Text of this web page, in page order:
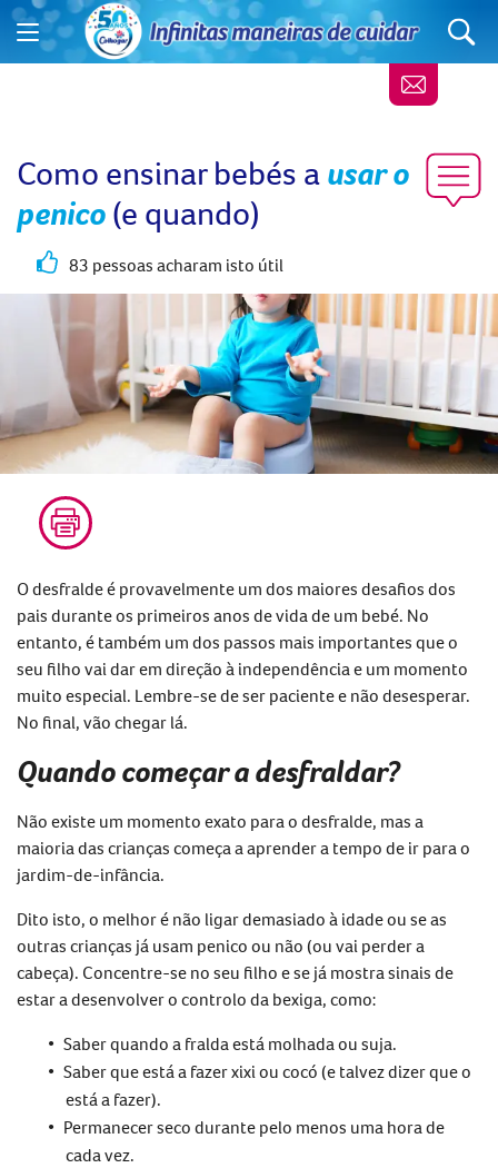
Como ensinar bebés ausar o
penico(e quando)
83 pessoas acharam isto útil
O desfralde é provavelmente um dos maiores desafios dos
pais durante os primeiros anos de vida de um bebé. No
entanto, é também um dos passos mais importantes que o
seu filho vai dar em direção à independência e um momento
muito especial. Lembre-se de ser paciente e não desesperar.
No final, vão chegar lá.
Quando começar a desfraldar?
Não existe um momento exato para o desfralde, mas a
maioria das crianças começa a aprender a tempo de ir para o
jardim-de-infância.
Dito isto, o melhor é não ligar demasiado à idade ou se as
outras crianças já usam penico ou não (ou vai perder a
cabeça). Concentre-se no seu filho e se já mostra sinais de
estar a desenvolver o controlo da bexiga, como:
Saber quando a fralda está molhada ou suja.
Saber que está a fazer xixi ou cocó (e talvez dizer que o
está a fazer).
Permanecer seco durante pelo menos uma hora de
cada vez.